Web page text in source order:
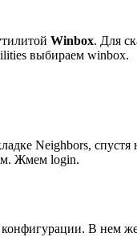
Winbox. Для
выбираем winbox.
Neighbors,
Жмем login.
конфигурации. В